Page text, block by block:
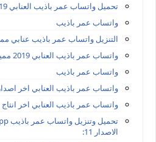
تحميل واتساب عمر باذيب العنابي 2019 مميزات الاصدار رقم 16:
واتساب عمر باذيب
التنزيل واتساب عمر باذيب عنابي
واتساب عمر باذيب العنابي 2019 مميزات الاصدار رقم 14:
واتساب عمر باذيب
واتساب عمر باذيب العنابي اخر اصدار
واتساب عمر باذيب العنابي اخر انتاج
الاصدار 11: